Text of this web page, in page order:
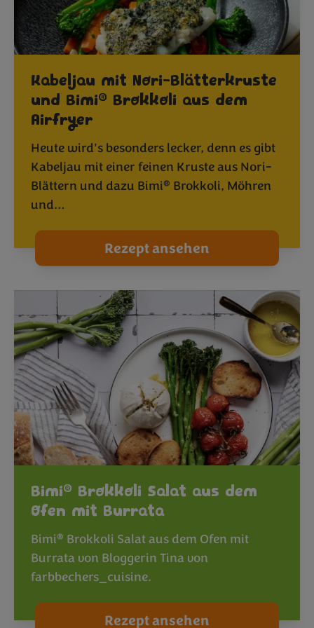
Kabeljau mit Nori-Blätterkruste
und Bimi® Brokkoli aus dem
Airfryer
Heute wird's besonders lecker, denn es gibt
Kabeljau mit einer feinen Kruste aus Nori-
Blättern und dazu Bimi® Brokkoli, Möhren
und…
Rezept ansehen
Bimi® Brokkoli Salat aus dem
Ofen mit Burrata
Bimi® Brokkoli Salat aus dem Ofen mit
Burrata von Bloggerin Tina von
farbbechers_cuisine.
Rezept ansehen